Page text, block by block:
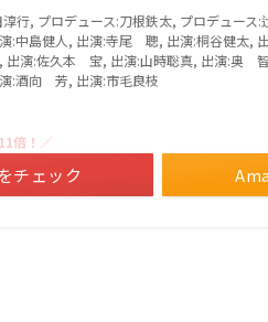
行, プロデュース:刀根鉄太, プロデュー
:中島健人, 出演:寺尾 聰, 出演:桐谷健太,
演:佐久本 宝, 出演:山時聡真, 出演:奥
:酒向 芳, 出演:市毛良枝
倍！／
チェック